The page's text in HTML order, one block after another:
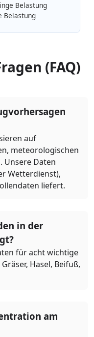
Belastung
Belastung
(FAQ)
auf
meteorologischen
Unsere Daten
Wetterdienst),
liefert.
in der
für acht wichtige
Hasel, Beifuß,
am